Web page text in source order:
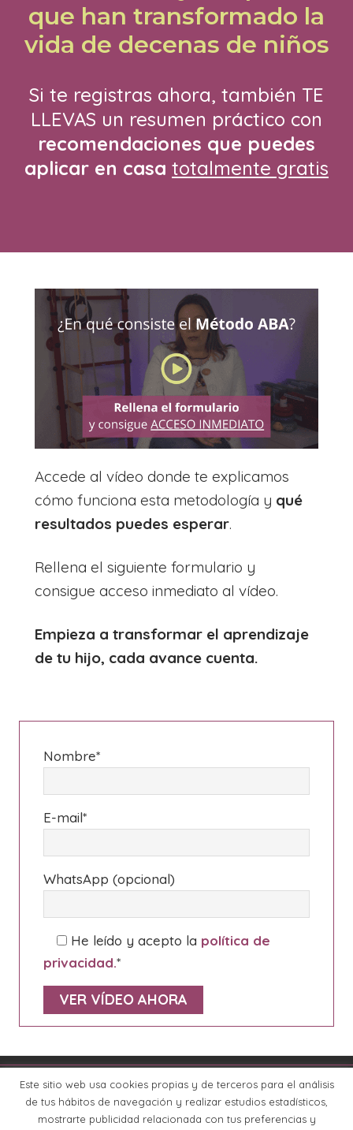
que han transformado la
vida de decenas de niños
Si te registras ahora, también TE
LLEVAS un resumen práctico con
recomendaciones que puedes
aplicar en casa totalmente gratis
Accede al vídeo donde te explicamos
cómo funciona esta metodología y qué
resultados puedes esperar.
Rellena el siguiente formulario y
consigue acceso inmediato al vídeo.
Empieza a transformar el aprendizaje
de tu hijo, cada avance cuenta.
Nombre*
E-mail*
WhatsApp (opcional)
He leído y acepto la política de
privacidad.*
Por favor, deja este campo vacío.
© CopyrightCentro de Aprendizaje Sirga ·Todos los
derechos reservados
Identidad Visual y Diseño Web porOlga Molina
Este sitio web usa cookies propias y de terceros para el análisis
de tus hábitos de navegación y realizar estudios estadísticos,
mostrarte publicidad relacionada con tus preferencias y